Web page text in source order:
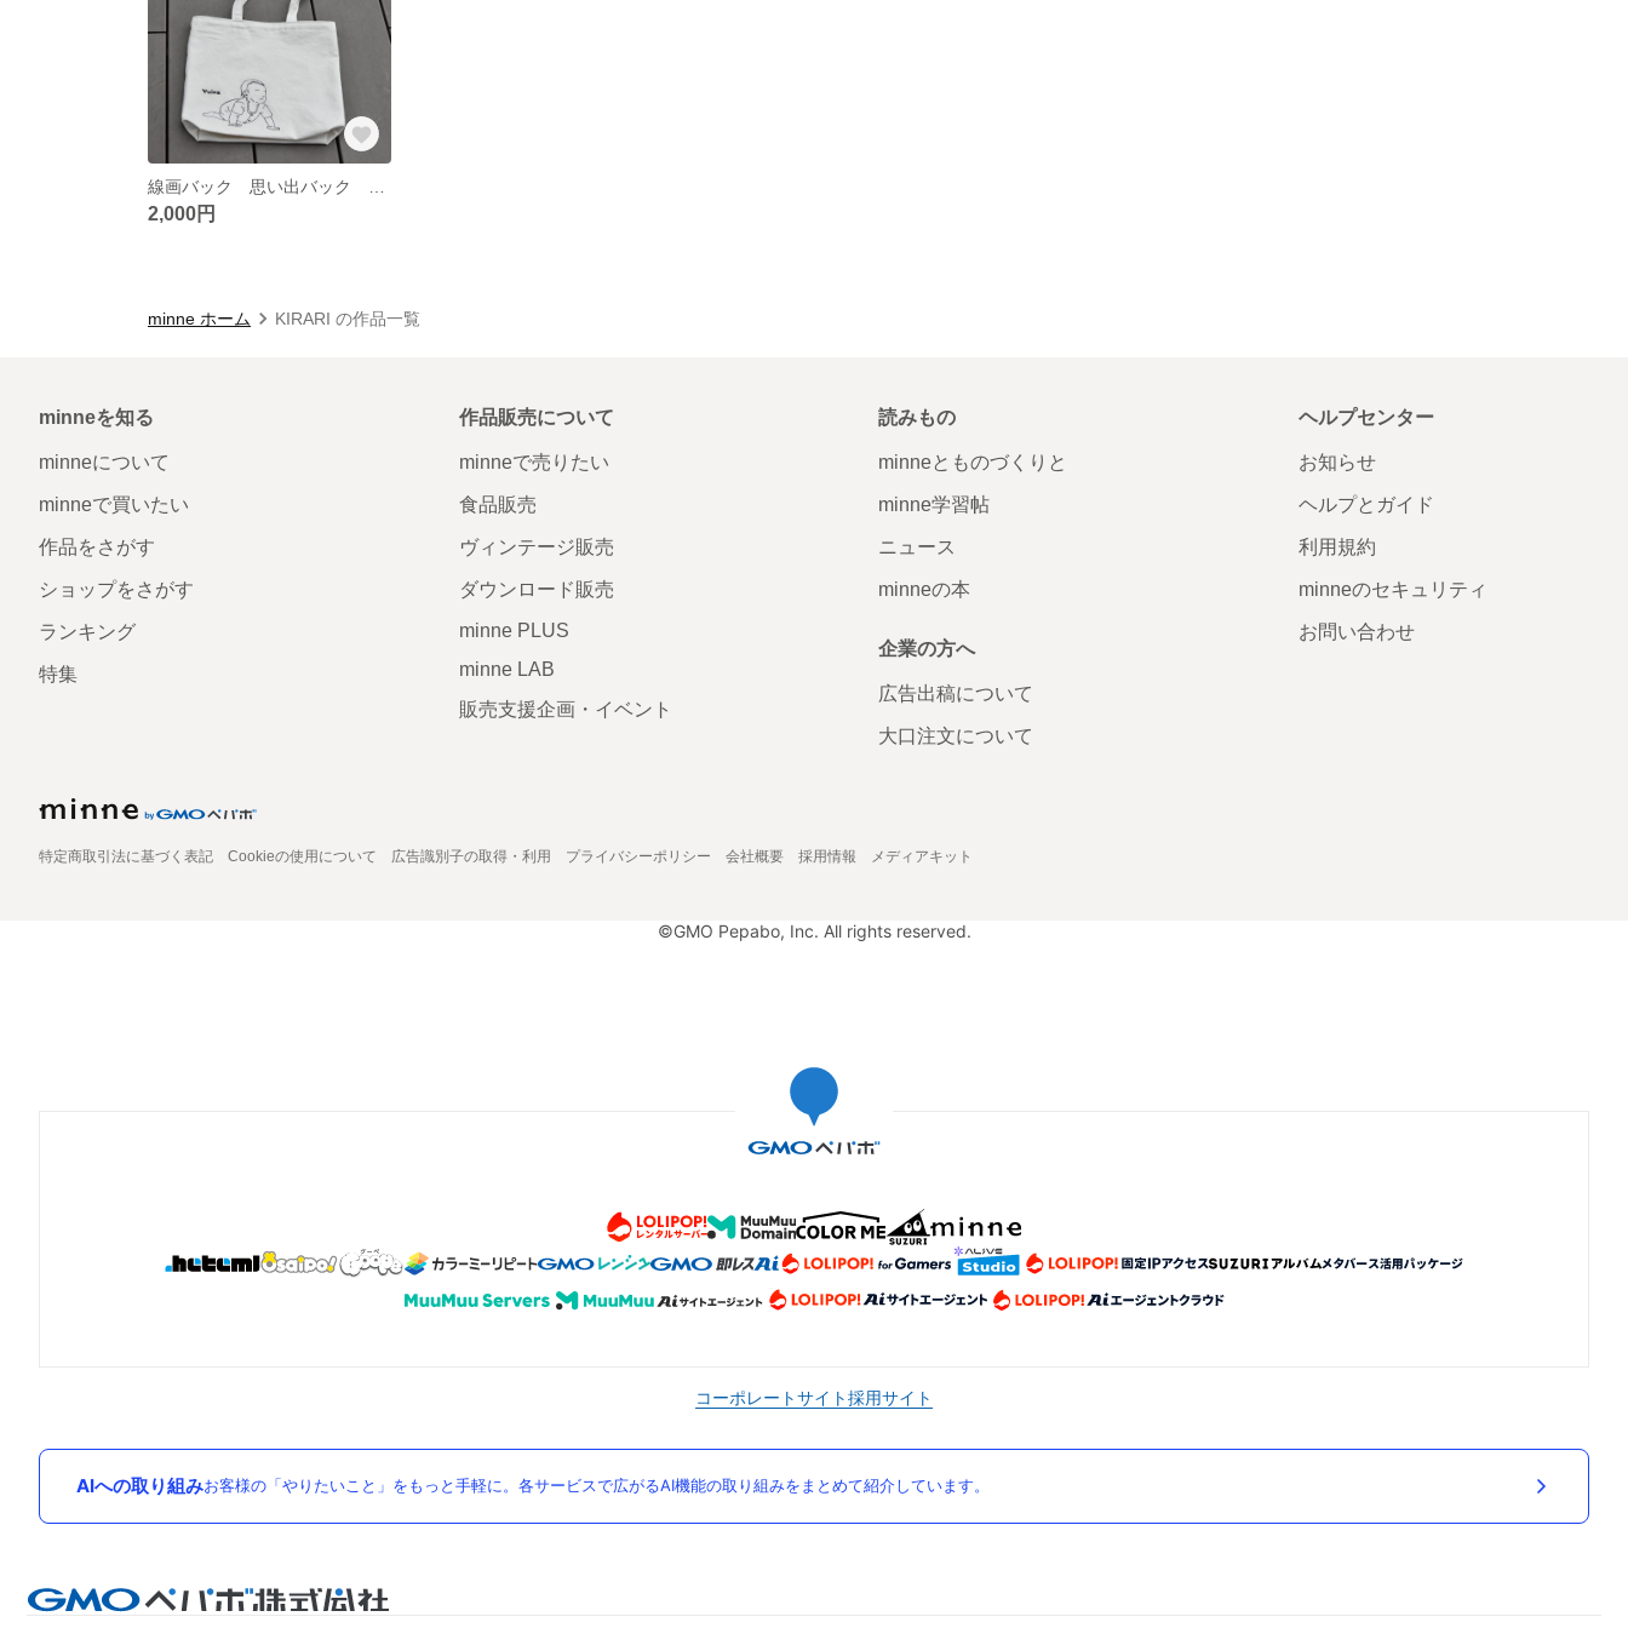
2,000円
minne ホーム KIRARI の作品一覧
minneを知る
minneについて
minneで買いたい
作品をさがす
ショップをさがす
ランキング
特集
作品販売について
minneで売りたい
食品販売
ヴィンテージ販売
ダウンロード販売
minne PLUS
minne LAB
販売支援企画・イベント
読みもの
minneとものづくりと
minne学習帖
ニュース
minneの本
企業の方へ
広告出稿について
大口注文について
ヘルプセンター
お知らせ
ヘルプとガイド
利用規約
minneのセキュリティ
お問い合わせ
特定商取引法に基づく表記 Cookieの使用について 広告識別子の取得・利用 プライバシーポリシー 会社概要 採用情報 メディアキット
©GMO Pepabo, Inc. All rights reserved.
コーポレートサイト採用サイト
AIへの取り組みお客様の「やりたいこと」をもっと手軽に。各サービスで広がるAI機能の取り組みをまとめて紹介しています。